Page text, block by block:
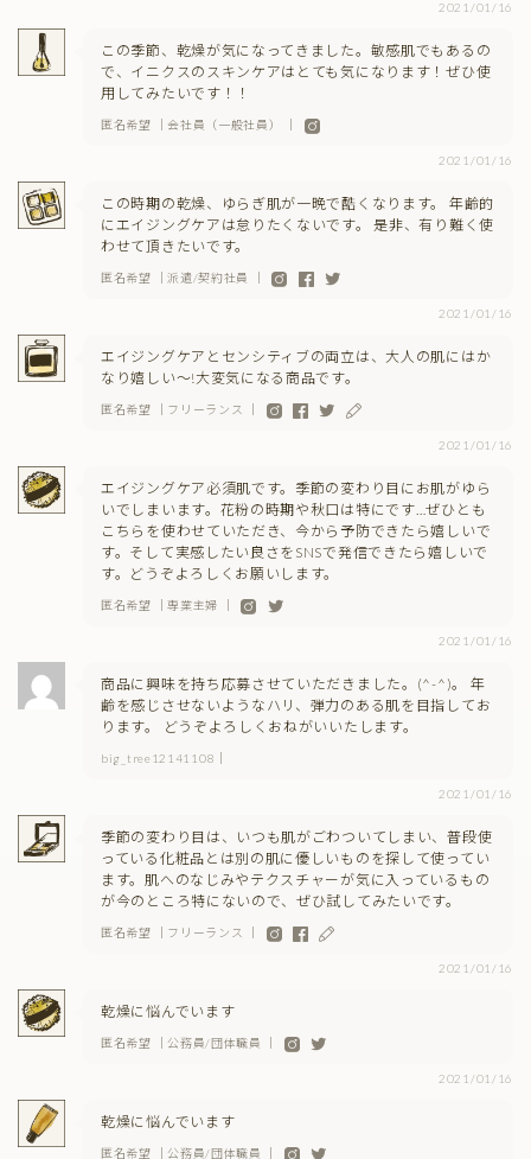
2021/01/16
この季節、乾燥が気になってきました。敏感肌でもあるの
で、イニクスのスキンケアはとても気になります！ぜひ使
用してみたいです！！
匿名希望 ｜会社員（一般社員） ｜
2021/01/16
この時期の乾燥、ゆらぎ肌が一晩で酷くなります。 年齢的
にエイジングケアは怠りたくないです。 是非、有り難く使
わせて頂きたいです。
匿名希望 ｜派遣/契約社員 ｜
2021/01/16
エイジングケアとセンシティブの両立は、大人の肌にはか
なり嬉しい〜!大変気になる商品です。
匿名希望 ｜フリーランス ｜
2021/01/16
エイジングケア必須肌です。季節の変わり目にお肌がゆら
いでしまいます。花粉の時期や秋口は特にです…ぜひとも
こちらを使わせていただき、今から予防できたら嬉しいで
す。そして実感したい良さをSNSで発信できたら嬉しいで
す。どうぞよろしくお願いします。
匿名希望 ｜専業主婦 ｜
2021/01/16
商品に興味を持ち応募させていただきました。(^-^)。 年
齢を感じさせないようなハリ、弾力のある肌を目指してお
ります。 どうぞよろしくおねがいいたします。
big_tree12141108｜
2021/01/16
季節の変わり目は、いつも肌がごわついてしまい、普段使
っている化粧品とは別の肌に優しいものを探して使ってい
ます。肌へのなじみやテクスチャーが気に入っているもの
が今のところ特にないので、ぜひ試してみたいです。
匿名希望 ｜フリーランス ｜
2021/01/16
乾燥に悩んでいます
匿名希望 ｜公務員/団体職員 ｜
2021/01/16
乾燥に悩んでいます
匿名希望 ｜公務員/団体職員 ｜